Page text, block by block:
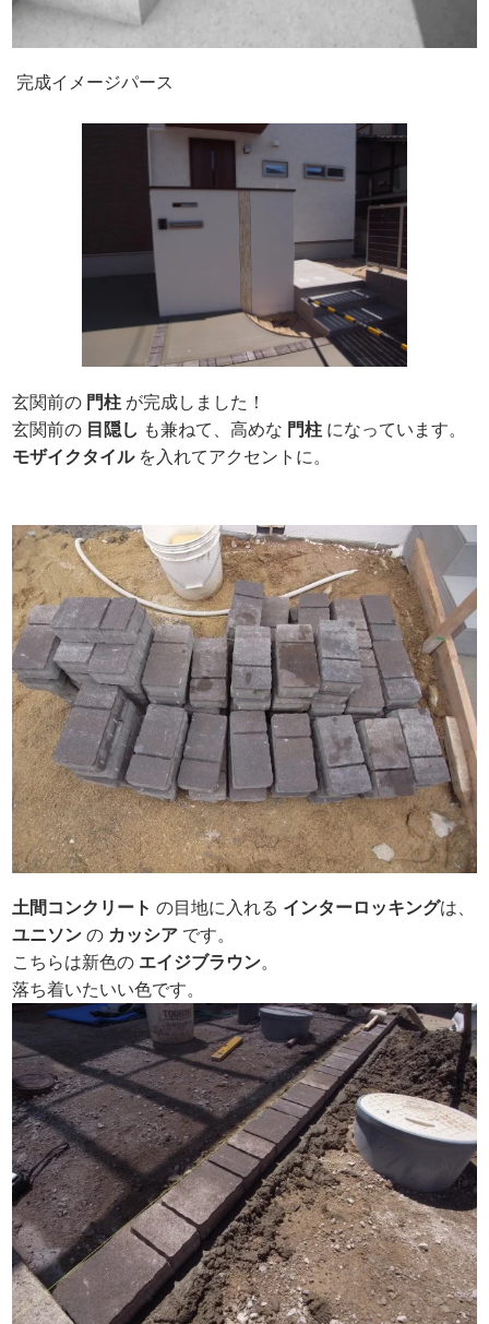
完成イメージパース
玄関前の 門柱 が完成しました！
玄関前の 目隠し も兼ねて、高めな 門柱 になっています。
モザイクタイル を入れてアクセントに。
土間コンクリートの目地に入れる インターロッキングは、
ユニソンの カッシア です。
こちらは新色の エイジブラウン。
落ち着いたいい色です。